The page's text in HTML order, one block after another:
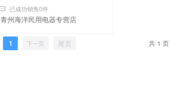
已成功销售0件
青州海洋民用电器专营店
1 下一页 尾页 共 1 页